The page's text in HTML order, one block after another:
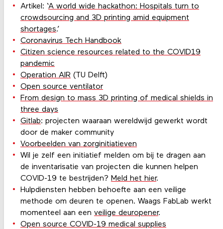
Artikel: ‘A world wide hackathon: Hospitals turn to
crowdsourcing and 3D printing amid equipment
shortages.’
Coronavirus Tech Handbook
Citizen science resources related to the COVID19
pandemic
Operation AIR (TU Delft)
Open source ventilator
From design to mass 3D printing of medical shields in
three days
Gitlab: projecten waaraan wereldwijd gewerkt wordt
door de maker community
Voorbeelden van zorginitiatieven
Wil je zelf een initiatief melden om bij te dragen aan
de inventarisatie van projecten die kunnen helpen
COVID-19 te bestrijden? Meld het hier.
Hulpdiensten hebben behoefte aan een veilige
methode om deuren te openen. Waags FabLab werkt
momenteel aan een veilige deuropener.
Open source COVID-19 medical supplies